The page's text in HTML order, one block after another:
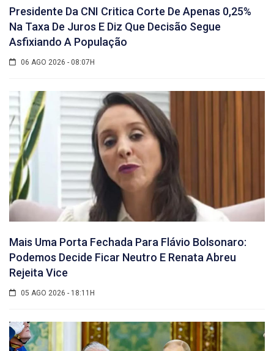
Presidente Da CNI Critica Corte De Apenas 0,25%
Na Taxa De Juros E Diz Que Decisão Segue
Asfixiando A População
06 AGO 2026 - 08:07H
Mais Uma Porta Fechada Para Flávio Bolsonaro:
Podemos Decide Ficar Neutro E Renata Abreu
Rejeita Vice
05 AGO 2026 - 18:11H